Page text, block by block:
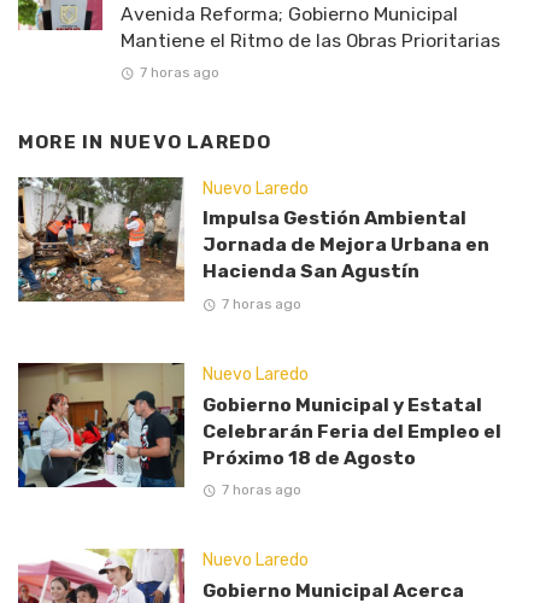
Avenida Reforma; Gobierno Municipal
Mantiene el Ritmo de las Obras Prioritarias
7 horas ago
MORE IN NUEVO LAREDO
Nuevo Laredo
Impulsa Gestión Ambiental
Jornada de Mejora Urbana en
Hacienda San Agustín
7 horas ago
Nuevo Laredo
Gobierno Municipal y Estatal
Celebrarán Feria del Empleo el
Próximo 18 de Agosto
7 horas ago
Nuevo Laredo
Gobierno Municipal Acerca